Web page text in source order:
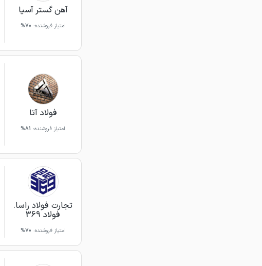
آهن گستر آسیا
امتیاز فروشنده: 70%
فولاد آتا
امتیاز فروشنده: 81%
تجارت فولاد راسا.
فولاد 369
امتیاز فروشنده: 70%